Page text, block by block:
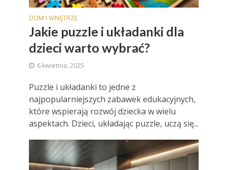
DOM I WNĘTRZE
Jakie puzzle i układanki dla
dzieci warto wybrać?
6 kwietnia, 2025
Puzzle i układanki to jedne z
najpopularniejszych zabawek edukacyjnych,
które wspierają rozwój dziecka w wielu
aspektach. Dzieci, układając puzzle, uczą się...